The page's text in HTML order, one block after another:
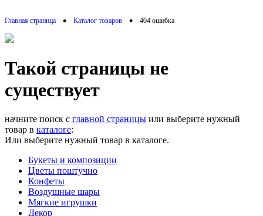
Главная страница • Каталог товаров • 404 ошибка
Такой страницы не
существует
начните поиск с главной страницы или выберите нужный
товар в каталоге:
Или выберите нужный товар в каталоге.
Букеты и композиции
Цветы поштучно
Конфеты
Воздушные шары
Мягкие игрушки
Декор